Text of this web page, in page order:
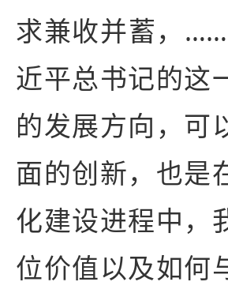
求兼收并蓄，
近平总书记的这
的发展方向，可
面的创新，也是
化建设进程中，
位价值以及如何